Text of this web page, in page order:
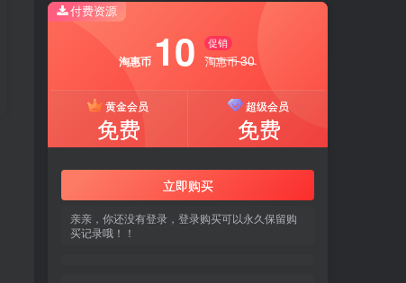
付费资源
淘惠币 10 促销
淘惠币30
黄金会员
免费
超级会员
免费
立即购买
亲亲，你还没有登录，登录购买可以永久保留购
买记录哦！！
QQ登录
支付宝登录